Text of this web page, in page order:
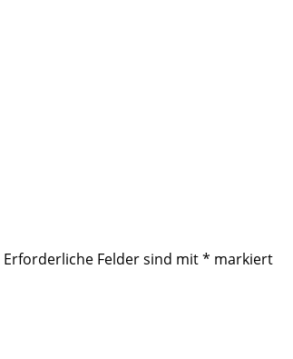
Erforderliche Felder sind mit* markiert